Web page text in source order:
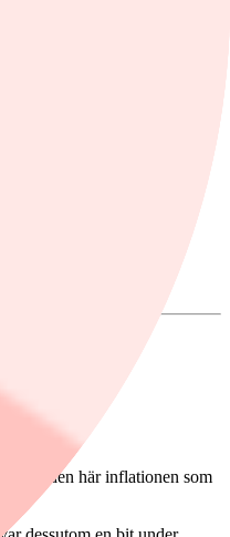
en ny monsterhöjning av
är den här inflationen som